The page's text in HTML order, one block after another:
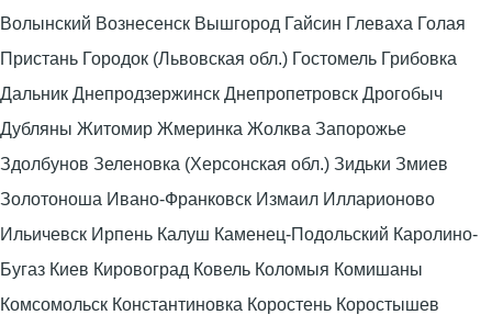
Волынский Вознесенск Вышгород Гайсин Глеваха Голая
Пристань Городок (Львовская обл.) Гостомель Грибовка
Дальник Днепродзержинск Днепропетровск Дрогобыч
Дубляны Житомир Жмеринка Жолква Запорожье
Здолбунов Зеленовка (Херсонская обл.) Зидьки Змиев
Золотоноша Ивано-Франковск Измаил Илларионово
Ильичевск Ирпень Калуш Каменец-Подольский Каролино-
Бугаз Киев Кировоград Ковель Коломыя Комишаны
Комсомольск Константиновка Коростень Коростышев